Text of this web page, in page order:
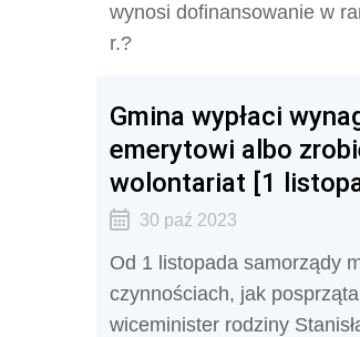
wynosi dofinansowanie w
r.?
Gmina wypłaci
emerytowi albo
wolontariat [1
30 paź 2023
Od 1 listopada samorządy
czynnościach, jak
wiceminister rodziny